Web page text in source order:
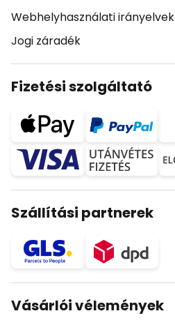
Webhelyhasználati irányelvek
Jogi záradék
Fizetési szolgáltató
Szállítási partnerek
Vásárlói vélemények